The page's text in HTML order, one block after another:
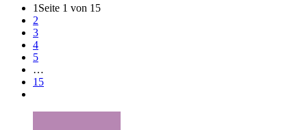
1 Seite 1 von 15
2
3
4
5
…
15